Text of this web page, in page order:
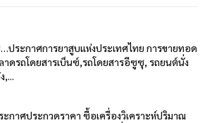
ประกาศการยาสูบแห่งประเทศไทย การขายทอด
าดรถโดยสารเบ็นซ์,รถโดยสารอีซูซุ, รถยนต์นั่ง
,...
ะกาศประกวดราคา ซื้อเครื่องวิเคราะห์ปริมาณ